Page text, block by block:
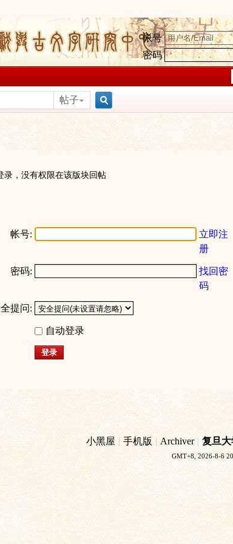
帐号
密码
帖子
索
录，没有权限在该版块回帖
帐号:
立即注
册
密码:
找回密
码
提问:
自动登录
登录
小黑屋 | 手机版 | Archiver | 复旦
GMT+8, 2026-8-6